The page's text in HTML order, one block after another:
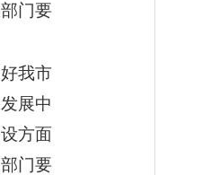
门要
我市
展中
方面
门要